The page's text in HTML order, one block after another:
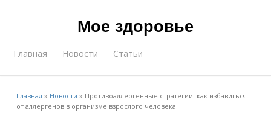
Мое здоровье
Главная Новости Статьи
Главная » Новости » Противоаллергенные стратегии: как избавиться
от аллергенов в организме взрослого человека